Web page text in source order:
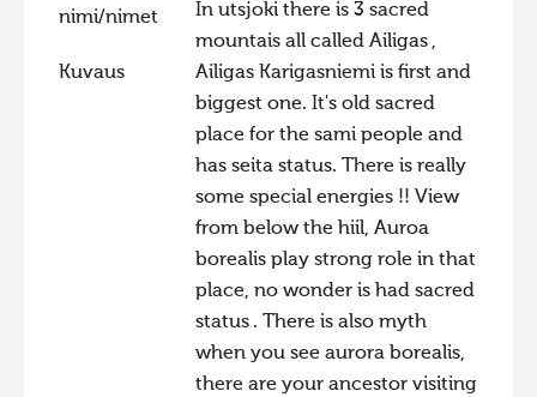
Hiite kuvavõistlus 2020
Liikkuvat kuvat 2020
Hiite kuvavõistlus 2019
Hiite kuvavõistlus 2018
Hiite kuvavõistlus 2017
Hiite kuvavõistlus 2016
Hiite kuvavõistlus 2015
Hiite kuvavõistlus 2014
Hiite kuvavõistlus 2013
nimi/nimet
Kuvaus
In utsjoki there is 3 sacred
mountais all called Ailigas ,
Ailigas Karigasniemi is first and
biggest one. It's old sacred
place for the sami people and
has seita status. There is really
some special energies !! View
from below the hiil, Auroa
borealis play strong role in that
place, no wonder is had sacred
status . There is also myth
when you see aurora borealis,
there are your ancestor visiting